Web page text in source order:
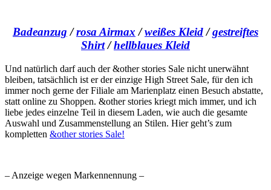
Badeanzug /rosa Airmax /weißes Kleid/gestreiftes
Shirt/hellblaues Kleid
Und natürlich darf auch der &other stories Sale nicht unerwähnt
bleiben, tatsächlich ist er der einzige High Street Sale, für den ich
immer noch gerne der Filiale am Marienplatz einen Besuch abstatte,
statt online zu Shoppen. &other stories kriegt mich immer, und ich
liebe jedes einzelne Teil in diesem Laden, wie auch die gesamte
Auswahl und Zusammenstellung an Stilen. Hier geht’s zum
kompletten &other stories Sale!
– Anzeige wegen Markennennung –